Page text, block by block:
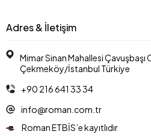
Adres & İletişim
Mimar Sinan Mahallesi Çavuşbaşı
Çekmeköy/İstanbul Türkiye
+90 216 641 33 34
info@roman.com.tr
Roman ETBİS’e kayıtlıdır